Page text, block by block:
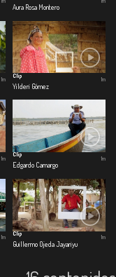
Aura Rosa Montero
1m
Clip
Yilderi Gómez
1m
1m
Clip
Edgardo Camargo
1m
1m
Clip
Guillermo Ojeda Jayariyu
1m